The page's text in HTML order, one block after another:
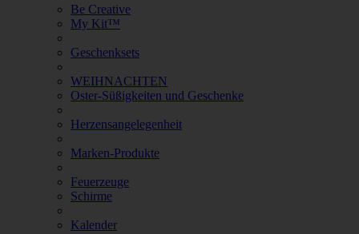
Be Creative
My Kit™
Geschenksets
WEIHNACHTEN
Oster-Süßigkeiten und Geschenke
Herzensangelegenheit
Marken-Produkte
Feuerzeuge
Schirme
Kalender